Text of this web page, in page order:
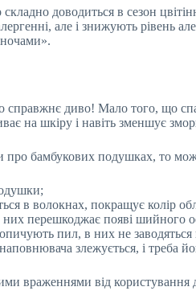
доводиться в сезон
але і знижують рівень
диво! Мало того, що
на шкіру і навіть зменшує
про бамбукових подушках, то
в волокнах, покращує колір
перешкоджає появі шийного
пил, в них не заводяться
злежується, і треба
враженнями від користування